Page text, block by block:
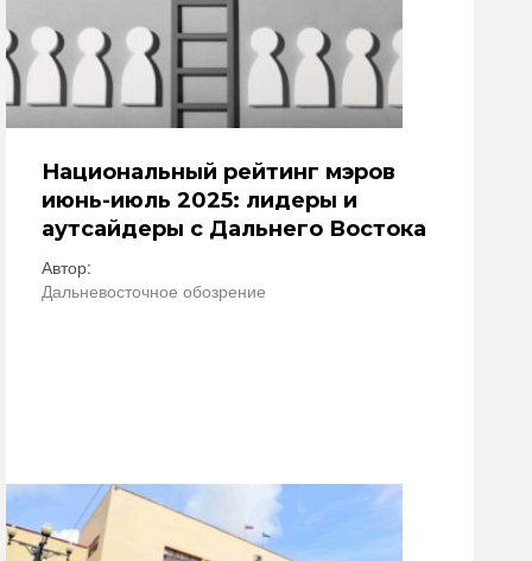
Национальный рейтинг мэров
июнь-июль 2025: лидеры и
аутсайдеры с Дальнего Востока
Автор:
Дальневосточное обозрение